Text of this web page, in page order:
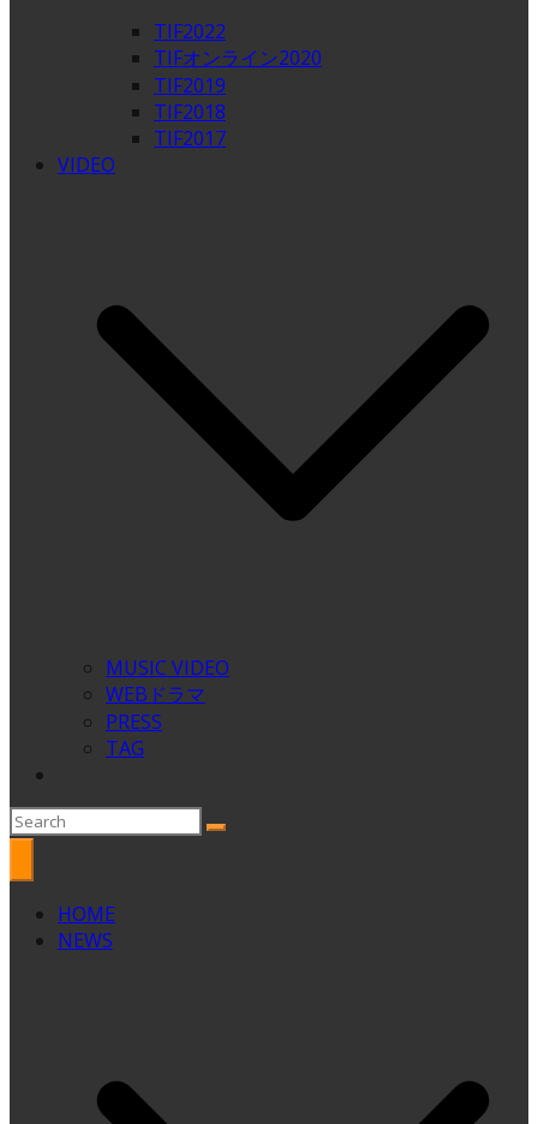
TIF2022
TIFオンライン2020
TIF2019
TIF2018
TIF2017
VIDEO
MUSIC VIDEO
WEBドラマ
PRESS
TAG
HOME
NEWS